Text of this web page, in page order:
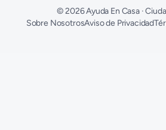
©2026Ayuda En Casa ·
Sobre NosotrosAviso de Privacidad